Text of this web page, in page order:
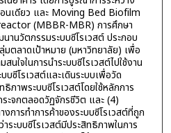
นเดียว และ Moving Bed Biofilm
(MBBR-MBR) การศึกษา
านวัตกรรมระบบซีโรเวสต์ ประกอบ
ตลาดเป้าหมาย (มหาวิทยาลัย) เพื่อ
ใจในการนำระบบซีไรเวสต์ไปใช้งาน
ซีโรเวสต์และเดินระบบเพื่อวัด
ภาพระบบซีโรเวสต์โดยใช้หลักการ
ะจกตลอดวัฏจักรชีวิต และ (4)
การทำการค้าของระบบซีโรเวสต์ที่ถูก
ะบบซีโรเวสต์มีประสิทธิภาพในการ